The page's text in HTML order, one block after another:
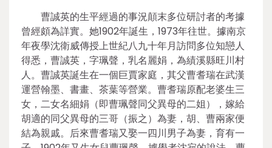
曹誠英的生平經過的事況顛末多位研討者的考據
曾經頗為詳實。她1902年誕生，1973年往世。據南京
年夜學沈衛威傳授上世紀八九十年月訪問多位知戀人
得悉，曹誠英，字珮聲，乳名麗娟，為績溪縣旺川村
人。曹誠英誕生在一個巨賈家庭，其父曹耆瑞在武漢
運營翰墨、書畫、茶葉等營業。曹耆瑞原配老婆生三
女，二女名細娟（即曹珮聲同父異母的二姐），嫁給
胡適的同父異母的三哥（振之）為妻，胡、曹兩家便
結為親戚。后來曹耆瑞又娶一四川男子為妻，育有一